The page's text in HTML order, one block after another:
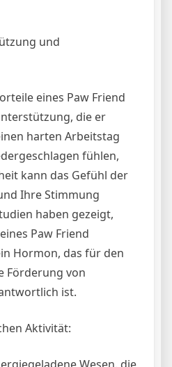
und
eines Paw Friend
die er
harten Arbeitstag
fühlen,
kann das Gefühl der
Ihre Stimmung
haben gezeigt,
Paw Friend
Hormon, das für den
Förderung von
ist.
Aktivität: